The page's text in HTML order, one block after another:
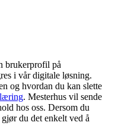
brukerprofil på
i vår digitale løsning.
og hvordan du kan slette
. Mesterhus vil sende
hos oss. Dersom du
du det enkelt ved å